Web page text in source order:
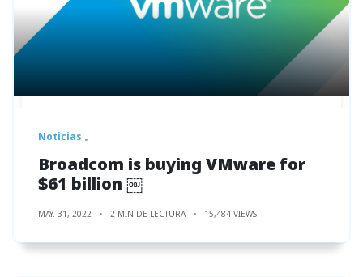
Noticias
Broadcom is buying VMware for
$61 billion ￼
MAY. 31, 2022 2 MIN DE LECTURA 15,484 VIEWS